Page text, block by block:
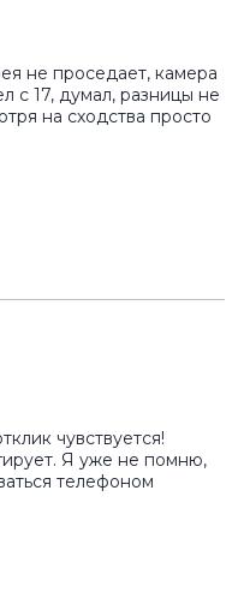
не проседает, камера
с 17, думал, разницы не
на сходства просто
чувствуется!
Я уже не помню,
телефоном